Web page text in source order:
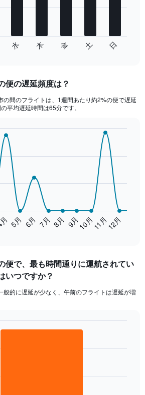
水 木 金 土 日
便の遅延頻度は？
の間のフライトは、1週間あたり約2%の便で遅延
平均遅延時間は65分です。
5月 6月 7月 8月 9月10月11月12月
便で、最も時間通りに運航されてい
いつですか？
般的に遅延が少なく、午前のフライトは遅延が増